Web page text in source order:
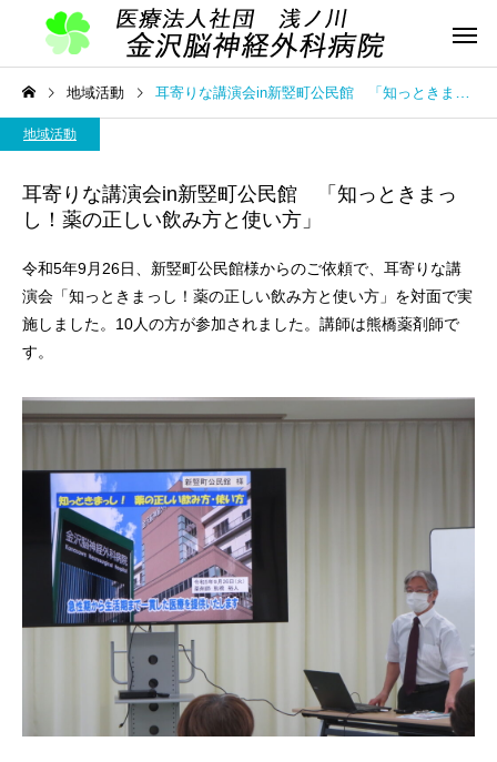
地域活動 耳寄りな講演会in新竪町公民館 「知っときまっし！薬の正しい飲み方と使い方」
地域活動
耳寄りな講演会in新竪町公民館 「知っときまっ
し！薬の正しい飲み方と使い方」
令和5年9月26日、新竪町公民館様からのご依頼で、耳寄りな講
演会「知っときまっし！薬の正しい飲み方と使い方」を対面で実
施しました。10人の方が参加されました。講師は熊橋薬剤師で
す。